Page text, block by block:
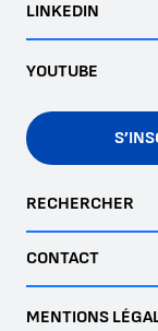
LINKEDIN
YOUTUBE
RECHERCHER
CONTACT
MENTIONS